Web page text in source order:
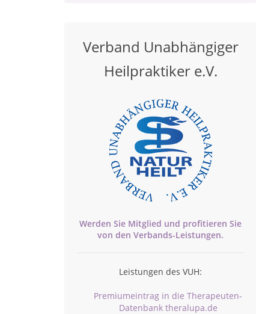
Verband Unabhängiger
Heilpraktiker e.V.
Werden Sie Mitglied und profitieren Sie
von den Verbands-Leistungen.
Leistungen des VUH:
Premiumeintrag in die Therapeuten-
Datenbank theralupa.de